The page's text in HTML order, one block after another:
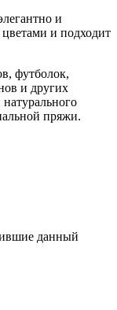
и
цветами и подходит
футболок,
и других
пряжи.
данный